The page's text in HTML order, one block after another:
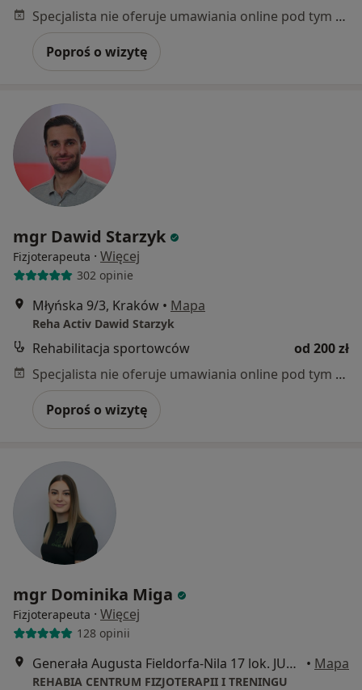
Specjalista nie oferuje umawiania online pod tym adresem.
Poproś o wizytę
mgr Dawid Starzyk
Fizjoterapeuta · Więcej
302 opinie
Młyńska 9/3, Kraków • Mapa
Reha Activ Dawid Starzyk
Rehabilitacja sportowców
od 200 zł
Specjalista nie oferuje umawiania online pod tym adresem.
Poproś o wizytę
mgr Dominika Miga
Fizjoterapeuta · Więcej
128 opinii
Generała Augusta Fieldorfa-Nila 17 lok. JU2/JU13, Kraków • Mapa
REHABIA CENTRUM FIZJOTERAPII I TRENINGU